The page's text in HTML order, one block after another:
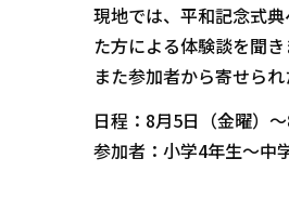
現地では、平和記念式
た方による体験談を聞き
また参加者から寄せら
日程：8月5日（金曜）～
参加者：小学4年生～中